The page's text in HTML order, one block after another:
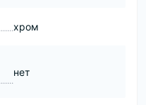
хром
нет